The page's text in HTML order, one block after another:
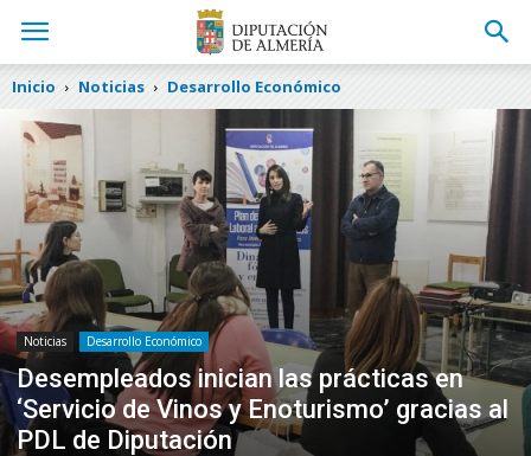
Inicio Noticias Desarrollo Económico
Noticias Desarrollo Económico
Desempleados inician las prácticas en
‘Servicio de Vinos y Enoturismo’ gracias al
PDL de Diputación